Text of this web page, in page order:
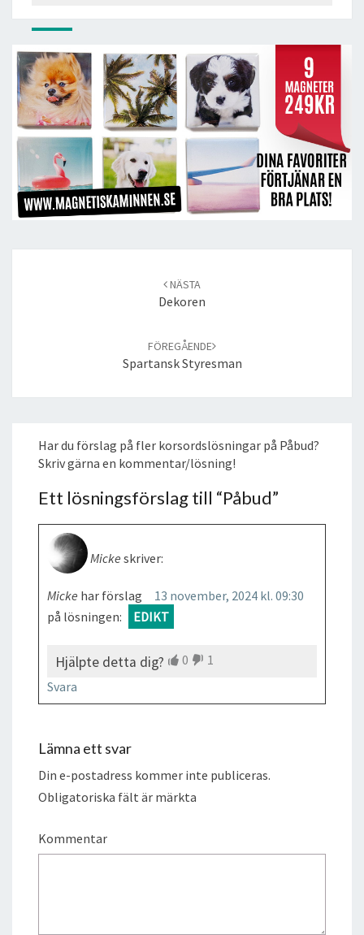
NÄSTA
Dekoren
FÖREGÅENDE
Spartansk Styresman
Har du förslag på fler korsordslösningar på Påbud?
Skriv gärna en kommentar/lösning!
Ett lösningsförslag till “Påbud”
Micke skriver:
13 november, 2024 kl. 09:30
Micke har förslag
på lösningen:
EDIKT
Hjälpte detta dig? 0
1
Svara
Lämna ett svar
Din e-postadress kommer inte publiceras.
Obligatoriska fält är märkta
Kommentar